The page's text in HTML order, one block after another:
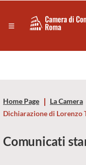
Servizi
Risorse Principali
di
Home Page La Camera
Dichiarazione di Lorenzo
Comunicati